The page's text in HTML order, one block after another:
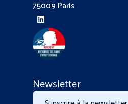
75009 Paris
Newsletter